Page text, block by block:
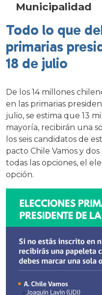
Municipalidad
Todo lo que
primarias
18 de julio
De los 14 millones
en las primarias
julio, se estima que 13
mayoría, recibirán una
los seis candidatos de
pacto Chile Vamos y
todas las opciones, el
opción.